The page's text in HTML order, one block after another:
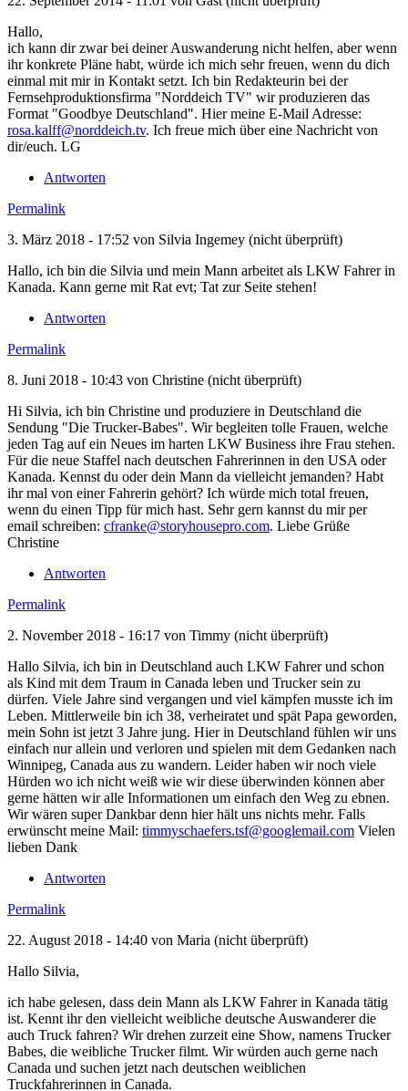
Hallo,
ich kann dir zwar bei deiner Auswanderung nicht helfen, aber wenn
ihr konkrete Pläne habt, würde ich mich sehr freuen, wenn du dich
einmal mit mir in Kontakt setzt. Ich bin Redakteurin bei der
Fernsehproduktionsfirma "Norddeich TV" wir produzieren das
Format "Goodbye Deutschland". Hier meine E-Mail Adresse:
rosa.kalff@norddeich.tv. Ich freue mich über eine Nachricht von
dir/euch. LG
Antworten
Permalink
3. März 2018 - 17:52 von Silvia Ingemey (nicht überprüft)
Hallo, ich bin die Silvia und mein Mann arbeitet als LKW Fahrer in
Kanada. Kann gerne mit Rat evt; Tat zur Seite stehen!
Antworten
Permalink
8. Juni 2018 - 10:43 von Christine (nicht überprüft)
Hi Silvia, ich bin Christine und produziere in Deutschland die
Sendung "Die Trucker-Babes". Wir begleiten tolle Frauen, welche
jeden Tag auf ein Neues im harten LKW Business ihre Frau stehen.
Für die neue Staffel nach deutschen Fahrerinnen in den USA oder
Kanada. Kennst du oder dein Mann da vielleicht jemanden? Habt
ihr mal von einer Fahrerin gehört? Ich würde mich total freuen,
wenn du einen Tipp für mich hast. Sehr gern kannst du mir per
email schreiben: cfranke@storyhousepro.com. Liebe Grüße
Christine
Antworten
Permalink
2. November 2018 - 16:17 von Timmy (nicht überprüft)
Hallo Silvia, ich bin in Deutschland auch LKW Fahrer und schon
als Kind mit dem Traum in Canada leben und Trucker sein zu
dürfen. Viele Jahre sind vergangen und viel kämpfen musste ich im
Leben. Mittlerweile bin ich 38, verheiratet und spät Papa geworden,
mein Sohn ist jetzt 3 Jahre jung. Hier in Deutschland fühlen wir uns
einfach nur allein und verloren und spielen mit dem Gedanken nach
Winnipeg, Canada aus zu wandern. Leider haben wir noch viele
Hürden wo ich nicht weiß wie wir diese überwinden können aber
gerne hätten wir alle Informationen um einfach den Weg zu ebnen.
Wir wären super Dankbar denn hier hält uns nichts mehr. Falls
erwünscht meine Mail: timmyschaefers.tsf@googlemail.com Vielen
lieben Dank
Antworten
Permalink
22. August 2018 - 14:40 von Maria (nicht überprüft)
Hallo Silvia,
ich habe gelesen, dass dein Mann als LKW Fahrer in Kanada tätig
ist. Kennt ihr den vielleicht weibliche deutsche Auswanderer die
auch Truck fahren? Wir drehen zurzeit eine Show, namens Trucker
Babes, die weibliche Trucker filmt. Wir würden auch gerne nach
Canada und suchen jetzt nach deutschen weiblichen
Truckfahrerinnen in Canada.